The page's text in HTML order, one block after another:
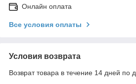
Онлайн оплата
Все условия оплаты
Условия возврата
Возврат товара в течение 14 дней по